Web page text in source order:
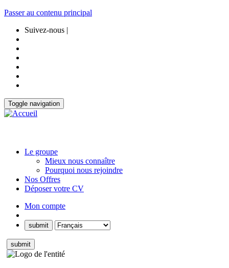
Passer au contenu principal
Suivez-nous |
Toggle navigation
Le groupe
Mieux nous connaître
Pourquoi nous rejoindre
Nos Offres
Déposer votre CV
Mon compte